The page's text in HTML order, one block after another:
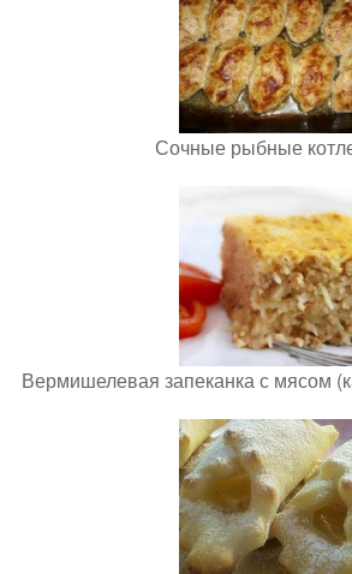
Сочные рыбные
Вермишелевая запеканка с мясом